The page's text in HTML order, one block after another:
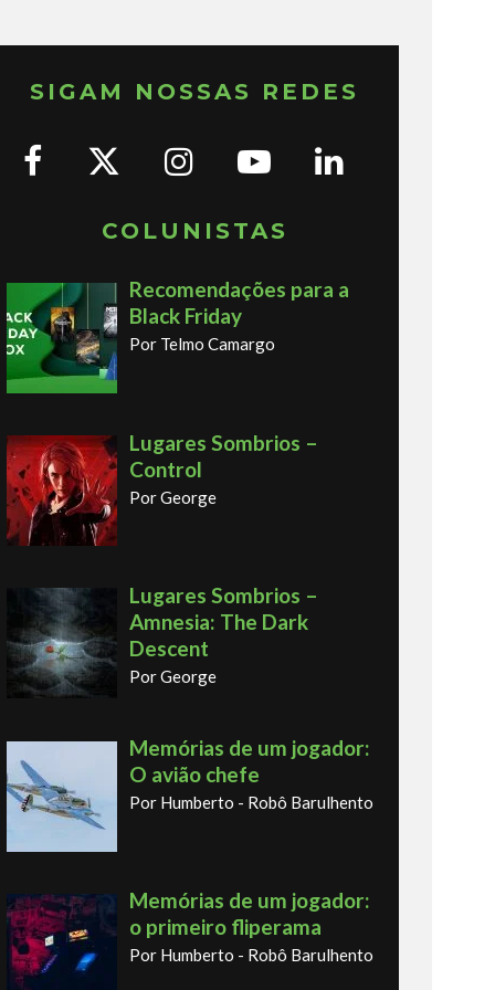
SIGAM NOSSAS REDES
COLUNISTAS
Recomendações para a
Black Friday
Por Telmo Camargo
Lugares Sombrios –
Control
Por George
Lugares Sombrios –
Amnesia: The Dark
Descent
Por George
Memórias de um jogador:
O avião chefe
Por Humberto - Robô Barulhento
Memórias de um jogador:
o primeiro fliperama
Por Humberto - Robô Barulhento